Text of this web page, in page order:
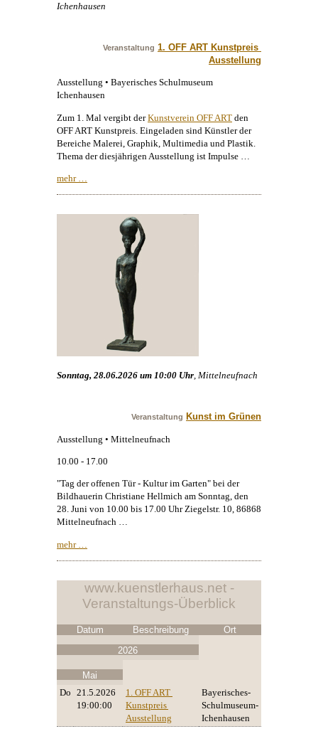
Ichenhausen
Veranstaltung 1. OFF ART Kunstpreis
Ausstellung
Ausstellung • Bayerisches Schulmuseum
Ichenhausen
Zum 1. Mal vergibt derKunstverein OFF ART den
OFF ART Kunstpreis. Eingeladen sind Künstler der
Bereiche Malerei , Graphik, Multimedia und Plastik.
Thema der diesjährigen Ausstellung ist Impulse …
mehr …
Sonntag, 28.06.2026 um 10:00 Uhr, Mittelneufnach
Veranstaltung Kunst im Grünen
Ausstellung • Mittelneufnach
10.00 - 17.00
"Tag der offenen Tür - Kultur im Garten" bei der
Bildhauerin Christiane Hellmich am Sonntag, den
28. Juni von 10.00 bis 17.00 Uhr Ziegelstr. 10, 86868
Mittelneufnach …
mehr …
www.kuenstlerhaus.net -
Veranstaltungs-Überblick
Datum Beschreibung
Ort
2026
Mai
Do 21.5.2026
19:00:00
1. OFF ART
Kunstpreis
Ausstellung
Bayerisches-
Schulmuseum-
Ichenhausen